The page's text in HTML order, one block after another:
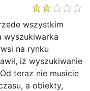
wszystkim
wyszukiwarka
na rynku
iż wyszukiwanie
teraz nie musicie
a obiekty,